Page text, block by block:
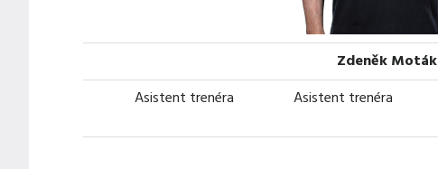
Zdeněk Moták
Asistent trenéra
Asistent trenéra